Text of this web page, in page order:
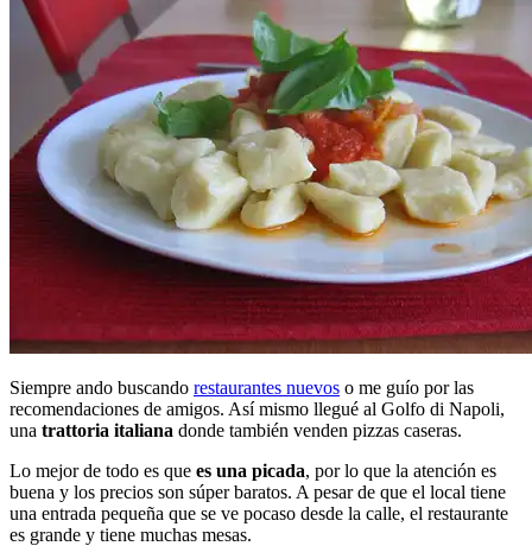
Siempre ando buscando restaurantes nuevos o me guío por las
recomendaciones de amigos. Así mismo llegué al Golfo di Napoli,
una trattoria italiana donde también venden pizzas caseras.
Lo mejor de todo es que es una picada, por lo que la atención es
buena y los precios son súper baratos. A pesar de que el local tiene
una entrada pequeña que se ve pocaso desde la calle, el restaurante
es grande y tiene muchas mesas.